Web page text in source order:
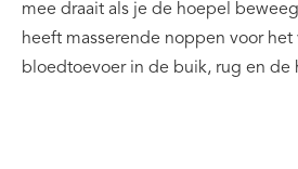
mee draait als je de hoepel
heeft masserende noppen voor
bloedtoevoer in de buik, rug en de